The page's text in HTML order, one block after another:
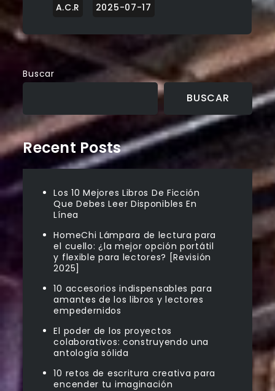
Buscar
BUSCAR
Recent Posts
Los 10 Mejores Libros De Ficción
Que Debes Leer Disponibles En
Línea
HomeChi Lámpara de lectura para
el cuello: ¿la mejor opción portátil
y flexible para lectores? [Revisión
2025]
10 accesorios indispensables para
amantes de los libros y lectores
empedernidos
El poder de los proyectos
colaborativos: construyendo una
antología sólida
10 retos de escritura creativa para
encender tu imaginación